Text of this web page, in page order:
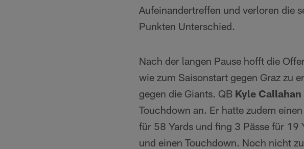
Aufeinandertreffen und verloren die
Punkten Unterschied.
Nach der langen Pause hofft die
wie zum Saisonstart gegen Graz zu
gegen die Giants. QB Kyle Callahan
Touchdown an. Er hatte zudem
für 58 Yards und fing 3 Pässe für 19
und einen Touchdown. Noch nicht